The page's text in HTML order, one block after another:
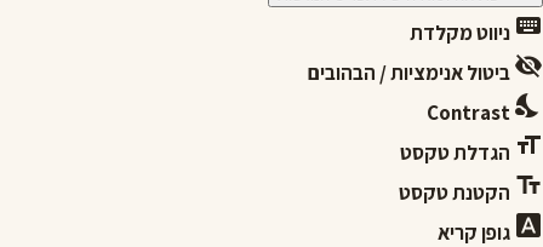
keyboard ניווט מקלדת
visibility_offביטול אנימציות / הבהובים
nights_stay
Contrast
format_size הגדלת טקסט
text_fields הקטנת טקסט
font_download גופן קריא